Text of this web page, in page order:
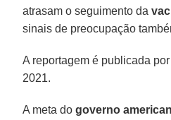
atrasam o seguimento da
sinais de preocupação
A reportagem é publicada por
2021.
A meta do governo